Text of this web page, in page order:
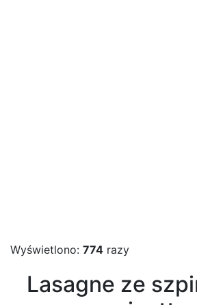
Wyświetlono: 774 razy
Lasagne ze